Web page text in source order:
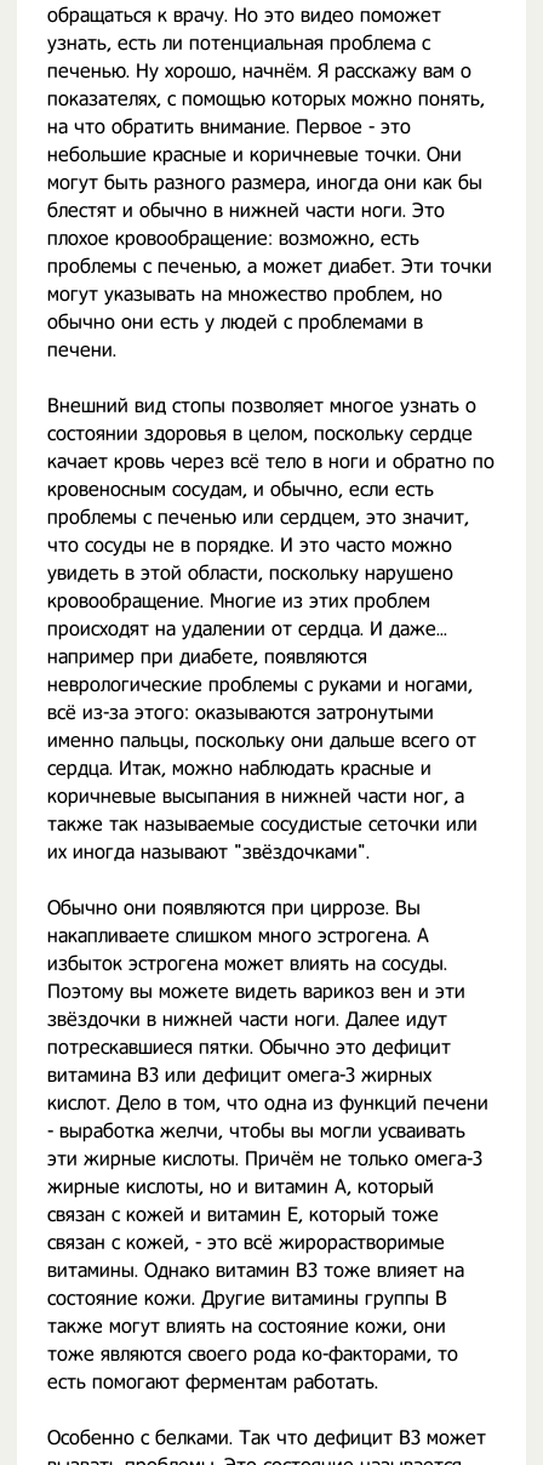
обращаться к врачу. Но это видео поможет
узнать, есть ли потенциальная проблема с
печенью. Ну хорошо, начнём. Я расскажу вам о
показателях, с помощью которых можно понять,
на что обратить внимание. Первое - это
небольшие красные и коричневые точки. Они
могут быть разного размера, иногда они как бы
блестят и обычно в нижней части ноги. Это
плохое кровообращение: возможно, есть
проблемы с печенью, а может диабет. Эти точки
могут указывать на множество проблем, но
обычно они есть у людей с проблемами в
печени.
Внешний вид стопы позволяет многое узнать о
состоянии здоровья в целом, поскольку сердце
качает кровь через всё тело в ноги и обратно по
кровеносным сосудам, и обычно, если есть
проблемы с печенью или сердцем, это значит,
что сосуды не в порядке. И это часто можно
увидеть в этой области, поскольку нарушено
кровообращение. Многие из этих проблем
происходят на удалении от сердца. И даже...
например при диабете, появляются
неврологические проблемы с руками и ногами,
всё из-за этого: оказываются затронутыми
именно пальцы, поскольку они дальше всего от
сердца. Итак, можно наблюдать красные и
коричневые высыпания в нижней части ног, а
также так называемые сосудистые сеточки или
их иногда называют "звёздочками".
Обычно они появляются при циррозе. Вы
накапливаете слишком много эстрогена. А
избыток эстрогена может влиять на сосуды.
Поэтому вы можете видеть варикоз вен и эти
звёздочки в нижней части ноги. Далее идут
потрескавшиеся пятки. Обычно это дефицит
витамина B3 или дефицит омега-3 жирных
кислот. Дело в том, что одна из функций печени
- выработка желчи, чтобы вы могли усваивать
эти жирные кислоты. Причём не только омега-3
жирные кислоты, но и витамин A, который
связан с кожей и витамин E, который тоже
связан с кожей, - это всё жирорастворимые
витамины. Однако витамин B3 тоже влияет на
состояние кожи. Другие витамины группы B
также могут влиять на состояние кожи, они
тоже являются своего рода ко-факторами, то
есть помогают ферментам работать.
Особенно с белками. Так что дефицит B3 может